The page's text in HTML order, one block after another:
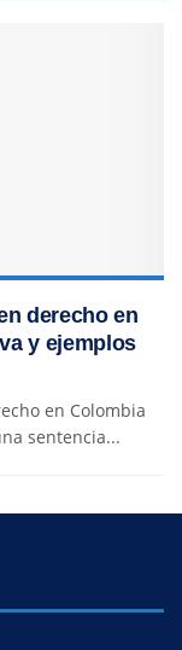
derecho en
y ejemplos
en Colombia
sentencia...